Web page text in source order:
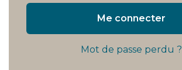
Me connecter
Mot de passe perdu ?